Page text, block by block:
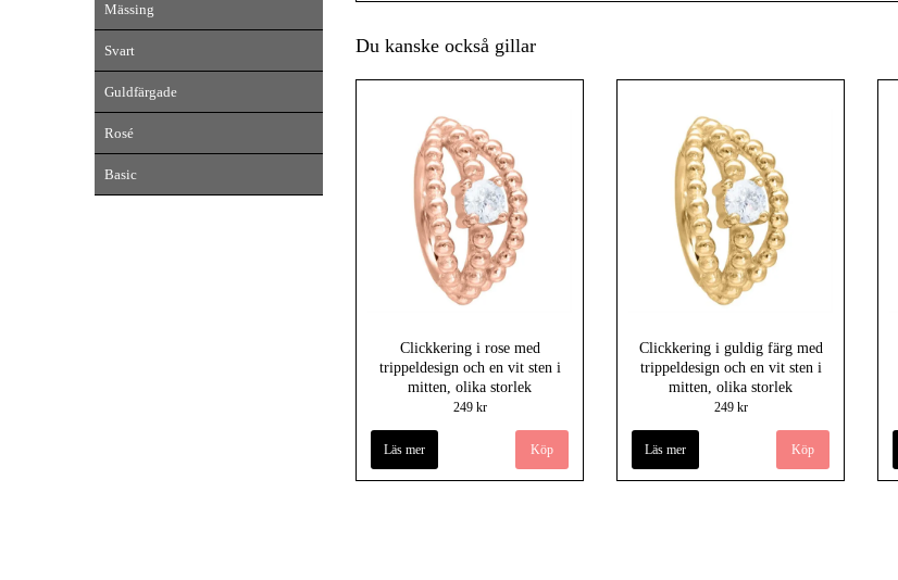
Mässing
Svart
Guldfärgade
Rosé
Basic
Du kanske också gillar
Clickkering i rose med
trippeldesign och en vit sten i
mitten, olika storlek
249 kr
Läs mer Köp
Clickkering i guldig färg med
trippeldesign och en vit sten i
mitten, olika storlek
249 kr
Läs mer Köp